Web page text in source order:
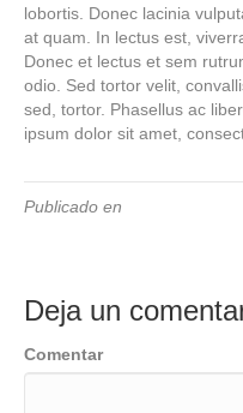
lobortis. Donec lacinia
at quam. In lectus est,
Donec et lectus et sem
odio. Sed tortor velit,
sed, tortor. Phasellus ac
ipsum dolor sit amet,
Publicado en
Deja un
Comentar